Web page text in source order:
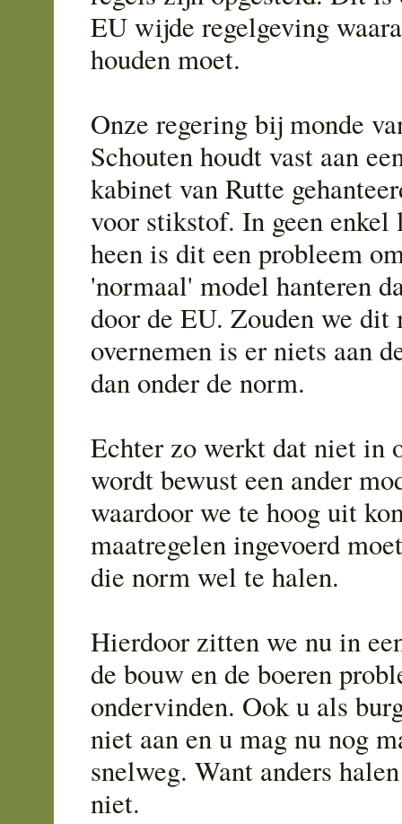
EU wijde regelgeving
houden moet.
Onze regering bij monde
Schouten houdt vast aan
kabinet van Rutte
voor stikstof. In geen enkel
heen is dit een probleem
'normaal' model hanteren
door de EU. Zouden we dit
overnemen is er niets aan
dan onder de norm.
Echter zo werkt dat niet in
wordt bewust een ander
waardoor we te hoog uit
maatregelen ingevoerd
die norm wel te halen.
Hierdoor zitten we nu in
de bouw en de boeren
ondervinden. Ook u als
niet aan en u mag nu nog
snelweg. Want anders
niet.